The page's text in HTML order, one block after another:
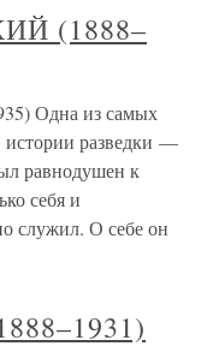
(1888–
Одна из самых
истории разведки —
равнодушен к
себя и
служил. О себе он